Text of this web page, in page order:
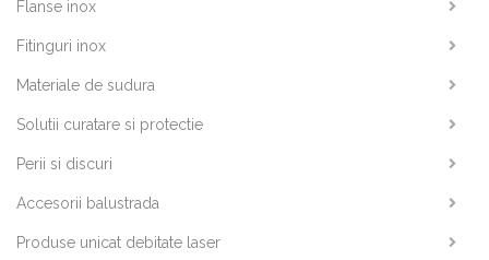
Flanse inox
Fitinguri inox
Materiale de sudura
Solutii curatare si protectie
Perii si discuri
Accesorii balustrada
Produse unicat debitate laser